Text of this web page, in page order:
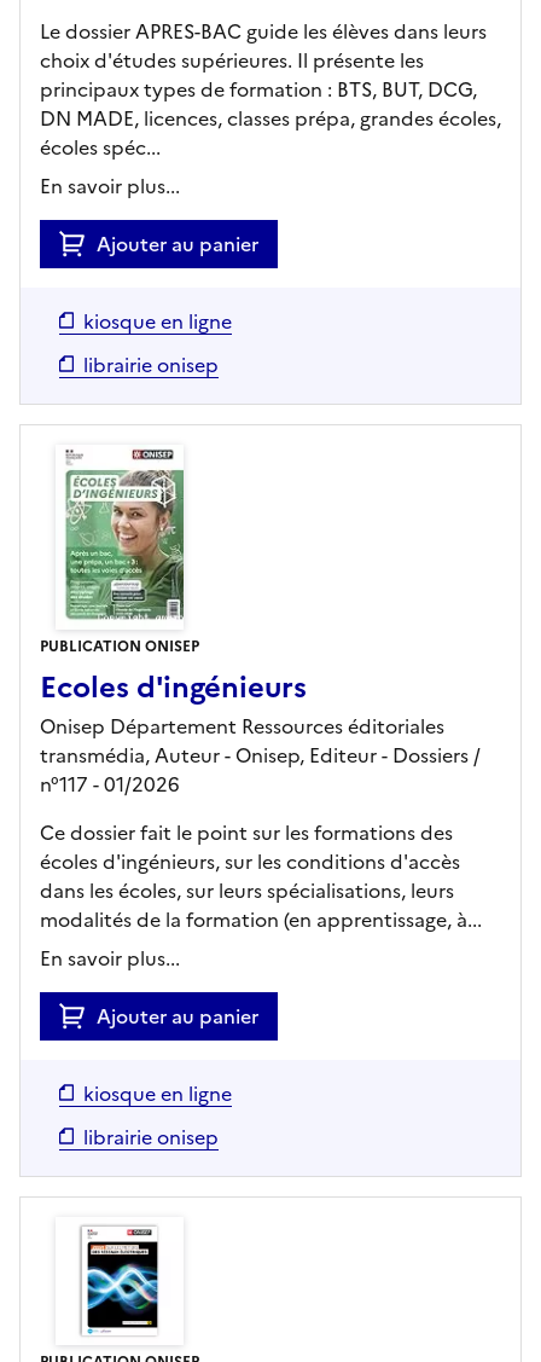
Le dossier APRES-BAC guide les élèves dans leurs
choix d'études supérieures. Il présente les
principaux types de formation : BTS, BUT, DCG,
DN MADE, licences, classes prépa, grandes écoles,
écoles spéc...
En savoir plus...
Ajouter au panier
kiosque en ligne
librairie onisep
PUBLICATION ONISEP
Ecoles d'ingénieurs
Onisep Département Ressources éditoriales
transmédia, Auteur - Onisep, Editeur- Dossiers /
n°117 - 01/2026
Ce dossier fait le point sur les formations des
écoles d'ingénieurs, sur les conditions d'accès
dans les écoles, sur leurs spécialisations, leurs
modalités de la formation (en apprentissage, à...
En savoir plus...
Ajouter au panier
kiosque en ligne
librairie onisep